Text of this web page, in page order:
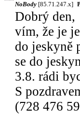
NoBody [85.71.247.x]
Dobrý den,
vím, že je
do jeskyně
se do
3.8. rádi
S
(728 476